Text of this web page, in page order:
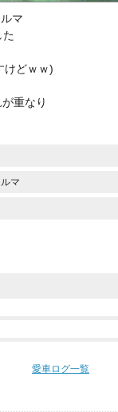
マ
た
けどｗｗ)
重なり
マ
愛車ログ一覧